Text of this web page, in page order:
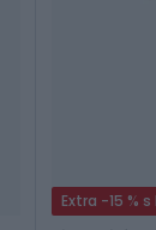
Extra -15 %